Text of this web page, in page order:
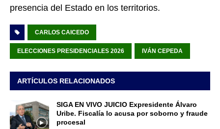
presencia del Estado en los territorios.
CARLOS CAICEDO
ELECCIONES PRESIDENCIALES 2026 IVÁN CEPEDA
ARTÍCULOS RELACIONADOS
SIGA EN VIVO JUICIO Expresidente Álvaro
Uribe. Fiscalía lo acusa por soborno y fraude
procesal